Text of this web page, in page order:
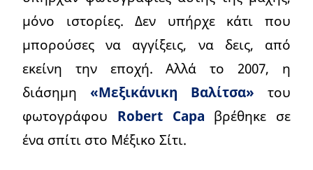
μόνο ιστορίες. Δεν υπήρχε κάτι που
μπορούσες να αγγίξεις, να δεις, από
εκείνη την εποχή. Αλλά το 2007, η
διάσημη «Μεξικάνικη Βαλίτσα» του
φωτογράφου Robert Capa βρέθηκε σε
ένα σπίτι στο Μέξικο Σίτι.